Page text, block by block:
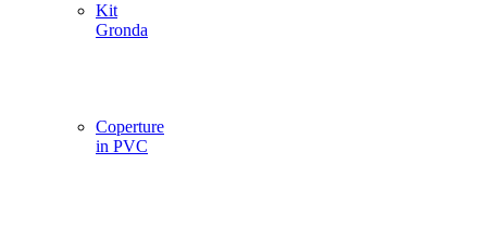
Kit
Gronda
Coperture
in PVC